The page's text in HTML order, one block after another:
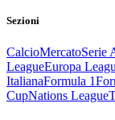
Sezioni
CalcioMercatoSerie
LeagueEuropa
ItalianaFormula 1
CupNations League